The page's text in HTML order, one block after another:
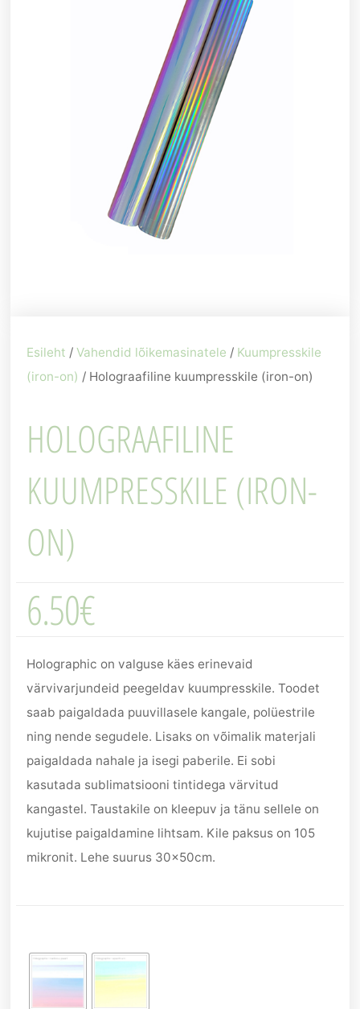
Esileht /Vahendid lõikemasinatele / Kuumpresskile
(iron-on) / Holograafiline kuumpresskile (iron-on)
HOLOGRAAFILINE
KUUMPRESSKILE (IRON-
ON)
6.50€
Holographic on valguse käes erinevaid
värvivarjundeid peegeldav kuumpresskile. Toodet
saab paigaldada puuvillasele kangale, polüestrile
ning nende segudele. Lisaks on võimalik materjali
paigaldada nahale ja isegi paberile. Ei sobi
kasutada sublimatsiooni tintidega värvitud
kangastel. Taustakile on kleepuv ja tänu sellele on
kujutise paigaldamine lihtsam. Kile paksus on 105
mikronit. Lehe suurus 30x50cm.